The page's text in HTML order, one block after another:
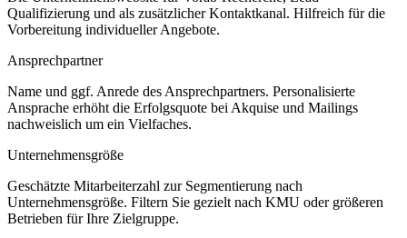
Qualifizierung und als zusätzlicher Kontaktkanal. Hilfreich für die
Vorbereitung individueller Angebote.
Ansprechpartner
Name und ggf. Anrede des Ansprechpartners. Personalisierte
Ansprache erhöht die Erfolgsquote bei Akquise und Mailings
nachweislich um ein Vielfaches.
Unternehmensgröße
Geschätzte Mitarbeiterzahl zur Segmentierung nach
Unternehmensgröße. Filtern Sie gezielt nach KMU oder größeren
Betrieben für Ihre Zielgruppe.